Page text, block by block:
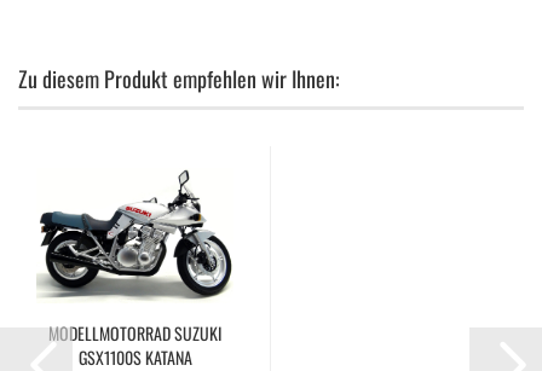
Zu diesem Produkt empfehlen wir Ihnen:
MODELLMOTORRAD SUZUKI
GSX1100S KATANA